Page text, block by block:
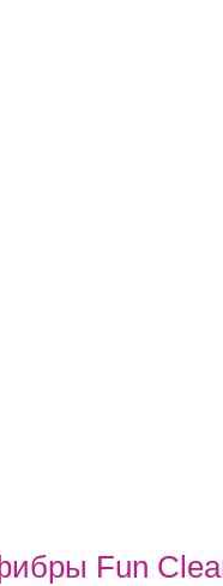
Fun